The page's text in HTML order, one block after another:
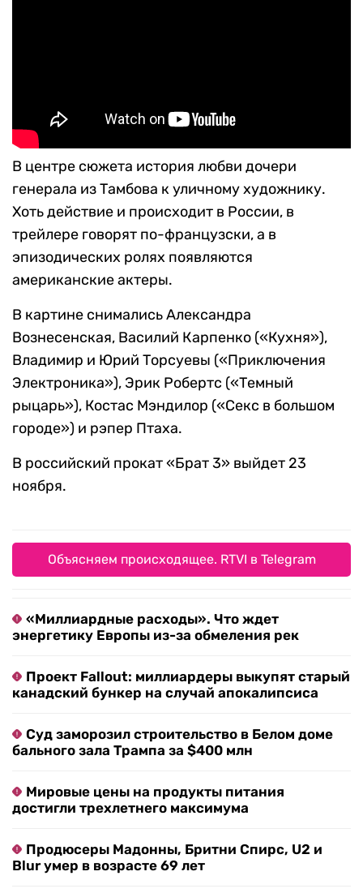
В центре сюжета история любви дочери
генерала из Тамбова к уличному художнику.
Хоть действие и происходит в России, в
трейлере говорят по-французски, а в
эпизодических ролях появляются
американские актеры.
В картине снимались Александра
Вознесенская, Василий Карпенко («Кухня»),
Владимир и Юрий Торсуевы («Приключения
Электроника»), Эрик Робертс («Темный
рыцарь»), Костас Мэндилор («Секс в большом
городе») и рэпер Птаха.
В российский прокат «Брат 3» выйдет 23
ноября.
Объясняем происходящее. RTVI в Telegram
«Миллиардные расходы». Что ждет
энергетику Европы из-за обмеления рек
Проект Fallout: миллиардеры выкупят старый
канадский бункер на случай апокалипсиса
Суд заморозил строительство в Белом доме
бального зала Трампа за $400 млн
Мировые цены на продукты питания
достигли трехлетнего максимума
Продюсеры Мадонны, Бритни Спирс, U2 и
Blur умер в возрасте 69 лет